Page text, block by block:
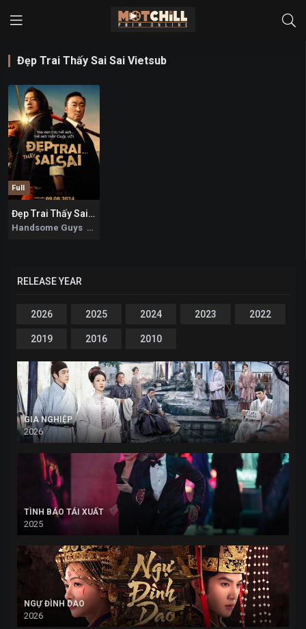
Đẹp Trai Thấy Sai Sai Vietsub
Full
8.6
Đẹp Trai Thấy Sai Sai
Handsome Guys 2024
RELEASE YEAR
2026 2025 2024 2023 2022
2019 2016 2010
GIA NGHIỆP
2026
TÌNH BÁO TÁI XUẤT
2025
NGỰ ĐÌNH DAO
2026